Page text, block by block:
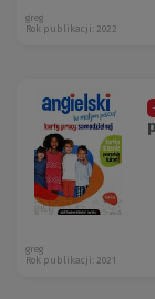
greg
Rok publikacji: 2022
greg
Rok publikacji: 2021